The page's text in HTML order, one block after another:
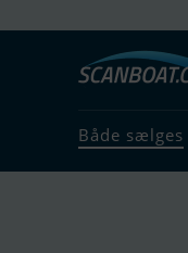
Både sælges